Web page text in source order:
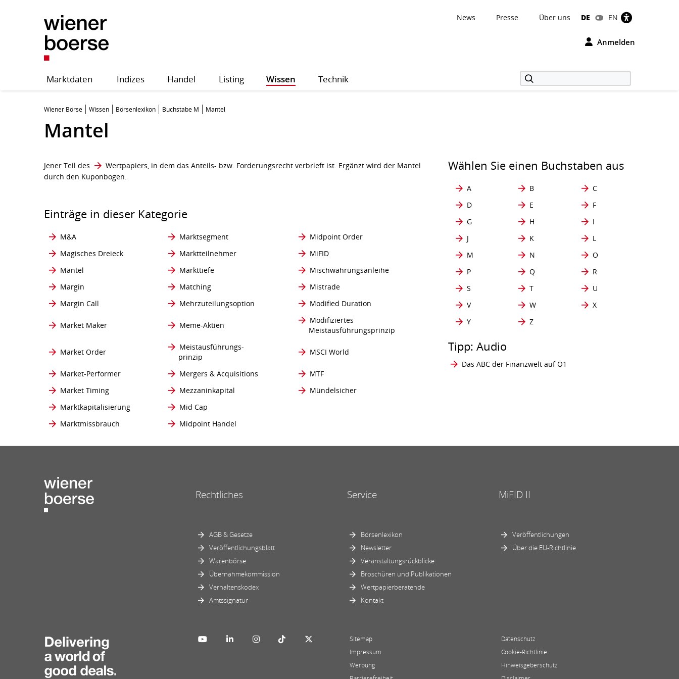
News Presse Über uns DE EN
Anmelden
Marktdaten Indizes Handel Listing Wissen Technik
Wiener Börse Wissen Börsenlexikon Buchstabe M Mantel
Mantel
Jener Teil des Wertpapiers, in dem das Anteils- bzw. Forderungsrecht verbrieft ist. Ergänzt wird der Mantel
durch den Kuponbogen.
Einträge in dieser Kategorie
M&A Marktsegment
Midpoint Order
Magisches Dreieck
Marktteilnehmer
MiFID
Mantel
Markttiefe
Mischwährungsanleihe
Margin
Matching
Mistrade
Margin Call
Mehrzuteilungsoption Modified Duration
Market Maker Meme-Aktien
Modifiziertes
Meistausführungsprinzip
Market Order
Meistausführungs-
prinzip
MSCI World
Market-Performer Mergers & Acquisitions
MTF
Market Timing
Mezzaninkapital
Mündelsicher
Marktkapitalisierung
Mid Cap
Marktmissbrauch
Midpoint Handel
Wählen Sie einen Buchstaben aus
A B
C
D
E
F
G
H
I
J
K
L
M
N
O
P
Q
R
S
T
U
V
W
X
Y
Z
Tipp: Audio
Das ABC der Finanzwelt auf Ö1
Rechtliches
AGB & Gesetze
Veröffentlichungsblatt
Warenbörse
Übernahmekommission
Verhaltenskodex
Amtssignatur
Service
Börsenlexikon
Newsletter
Veranstaltungsrückblicke
Broschüren und Publikationen
Wertpapierberatende
Kontakt
MiFID II
Veröffentlichungen
Über die EU-Richtlinie
Sitemap
Impressum
Werbung
Datenschutz
Cookie-Richtlinie
Hinweisgeberschutz